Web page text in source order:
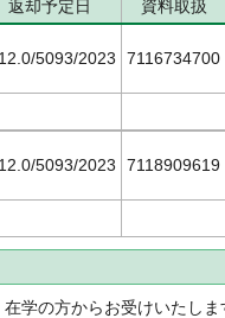
返却予定日 資料取扱
5093/2023 7116734700
5093/2023 7118909619
学の方からお受けいたしま